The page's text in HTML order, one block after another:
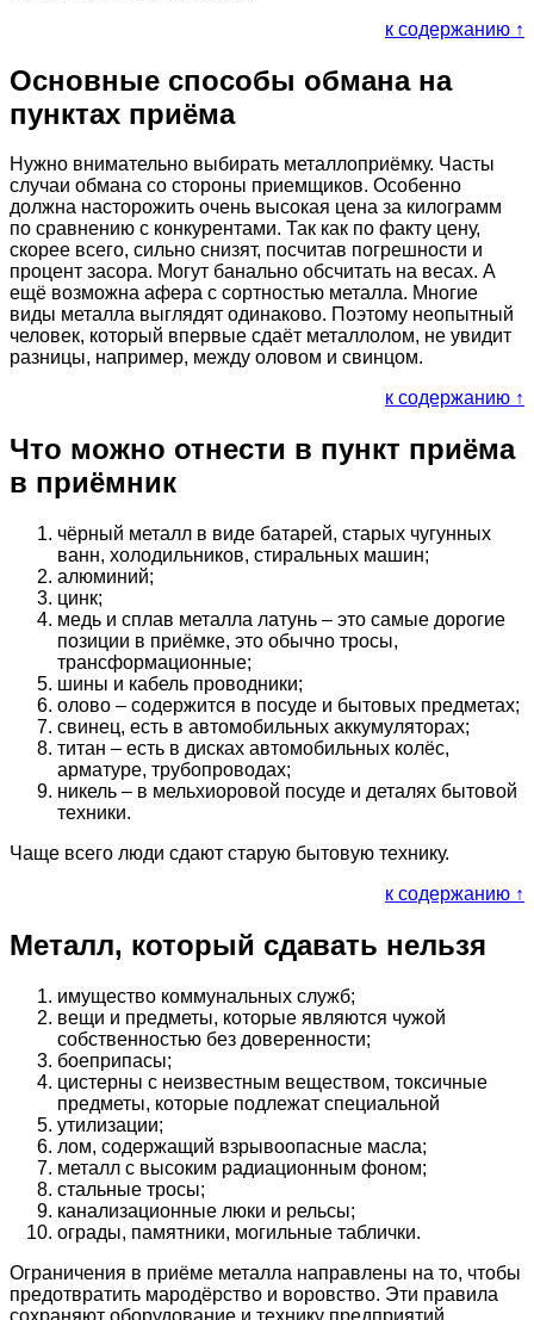
к содержанию ↑
Основные способы обмана на
пунктах приёма
Нужно внимательно выбирать металлоприёмку. Часты
случаи обмана со стороны приемщиков. Особенно
должна насторожить очень высокая цена за килограмм
по сравнению с конкурентами. Так как по факту цену,
скорее всего, сильно снизят, посчитав погрешности и
процент засора. Могут банально обсчитать на весах. А
ещё возможна афера с сортностью металла. Многие
виды металла выглядят одинаково. Поэтому неопытный
человек, который впервые сдаёт металлолом, не увидит
разницы, например, между оловом и свинцом.
к содержанию ↑
Что можно отнести в пункт приёма
в приёмник
чёрный металл в виде батарей, старых чугунных
ванн, холодильников, стиральных машин;
алюминий;
цинк;
медь и сплав металла латунь – это самые дорогие
позиции в приёмке, это обычно тросы,
трансформационные;
шины и кабель проводники;
олово – содержится в посуде и бытовых предметах;
свинец, есть в автомобильных аккумуляторах;
титан – есть в дисках автомобильных колёс,
арматуре, трубопроводах;
никель – в мельхиоровой посуде и деталях бытовой
техники.
Чаще всего люди сдают старую бытовую технику.
к содержанию ↑
Металл, который сдавать нельзя
имущество коммунальных служб;
вещи и предметы, которые являются чужой
собственностью без доверенности;
боеприпасы;
цистерны с неизвестным веществом, токсичные
предметы, которые подлежат специальной
утилизации;
лом, содержащий взрывоопасные масла;
металл с высоким радиационным фоном;
стальные тросы;
канализационные люки и рельсы;
ограды, памятники, могильные таблички.
Ограничения в приёме металла направлены на то, чтобы
предотвратить мародёрство и воровство. Эти правила
сохраняют оборудование и технику предприятий.